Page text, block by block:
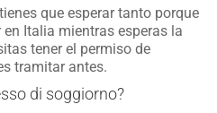
que esperar tanto porque
Italia mientras esperas la
tener el permiso de
tramitar antes.
di soggiorno?